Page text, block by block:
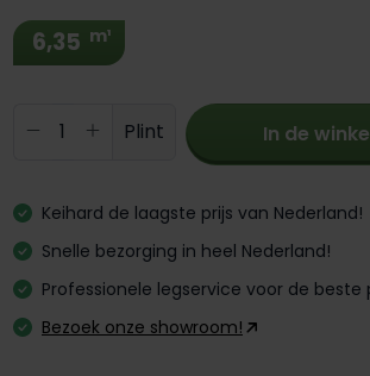
6,35 m¹
Producthoeveelheid:
Plint In de
Keihard de laagste prijs van Nederland!
Snelle bezorging in heel Nederland!
Professionele legservice voor de beste
Bezoek onze showroom!